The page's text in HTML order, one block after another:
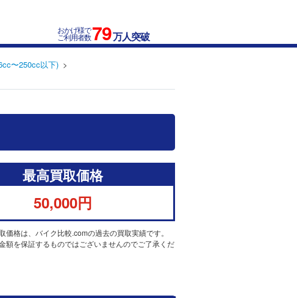
おかげ様で
ご利用者数79万人突破
〜250cc以下)
最高買取価格
50,000円
価格は、バイク比較.comの過去の買取実績です。
額を保証するものではございませんのでご了承くだ